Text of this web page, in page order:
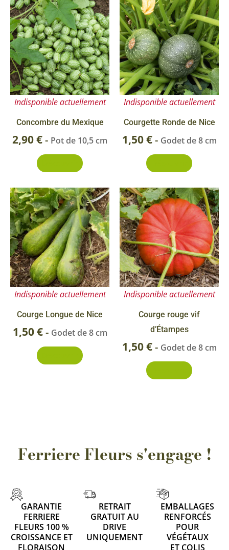
Indisponible actuellement
Concombre du Mexique
2,90€- Pot de 10,5 cm
Indisponible actuellement
Courgette Ronde de Nice
1,50€- Godet de 8 cm
Indisponible actuellement
Courge Longue de Nice
1,50€- Godet de 8 cm
Indisponible actuellement
Courge rouge vif
d’Étampes
1,50€- Godet de 8 cm
Ferriere Fleurs s'engage !
GARANTIE
FERRIERE
FLEURS 100 %
CROISSANCE ET
FLORAISON
RETRAIT
GRATUIT AU
DRIVE
UNIQUEMENT
EMBALLAGES
RENFORCÉS
POUR
VÉGÉTAUX
ET COLIS